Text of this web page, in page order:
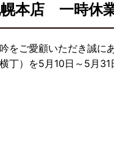
本店 一時休
をご愛顧いただき誠に
丁）を5月10日～5月